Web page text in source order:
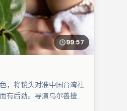
99:57
，将镜头对准中国台湾社
有后劲。导演乌尔善擅长